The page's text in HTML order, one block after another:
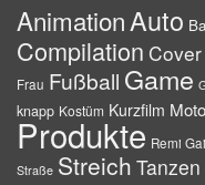
AnimationAuto
Compilation Cover
Frau Fußball Game
knapp Kostüm Kurzfilm
Produkte Remi
Straße Streich Tanzen